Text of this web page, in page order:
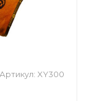
Артикул: XY300